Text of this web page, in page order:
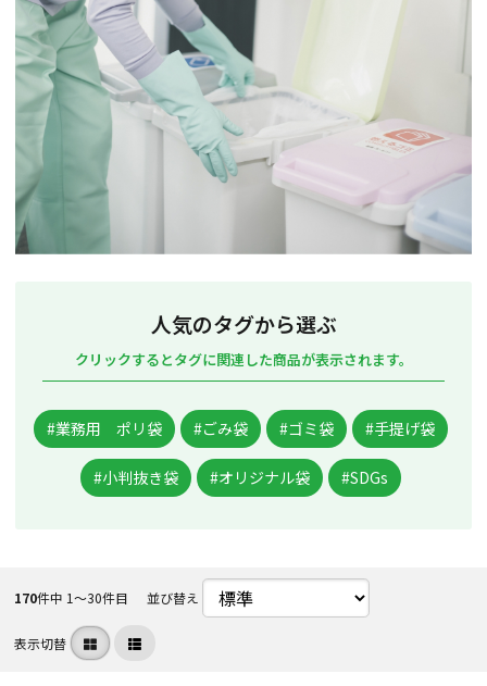
人気のタグから選ぶ
クリックするとタグに関連した商品が表示されます。
#業務用 ポリ袋 #ごみ袋 #ゴミ袋 #手提げ袋
#小判抜き袋 #オリジナル袋 #SDGs
170件中 1〜30件目 並び替え
表示切替